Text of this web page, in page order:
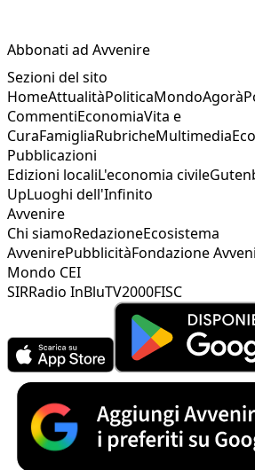
Abbonati ad Avvenire
Sezioni del sito
HomeAttualitàPoliticaMondoAgorà
CommentiEconomiaVita e
CuraFamigliaRubricheMultimedia
Pubblicazioni
Edizioni localiL'economia civile
UpLuoghi dell'Infinito
Avvenire
Chi siamoRedazioneEcosistema
AvvenirePubblicitàFondazione
Mondo CEI
SIRRadio InBluTV2000FISC